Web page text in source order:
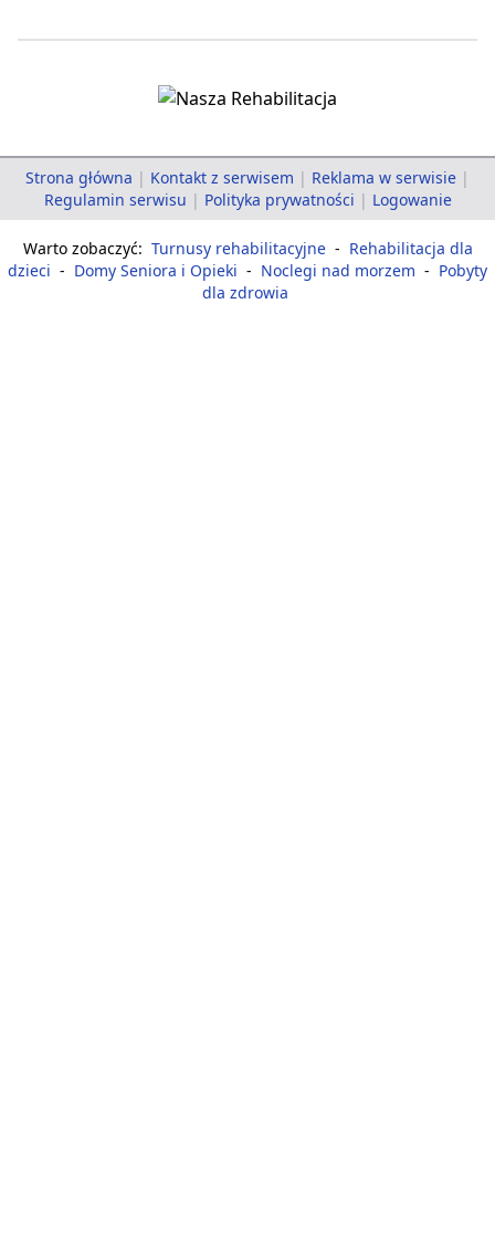
Strona główna | Kontakt z serwisem | Reklama w serwisie |
Regulamin serwisu | Polityka prywatności | Logowanie
Warto zobaczyć: Turnusy rehabilitacyjne - Rehabilitacja dla
dzieci - Domy Seniora i Opieki - Noclegi nad morzem - Pobyty
dla zdrowia